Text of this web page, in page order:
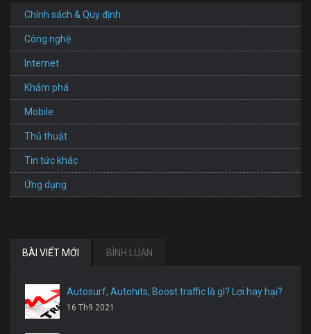
Chính sách & Quy định
Công nghệ
Internet
Khám phá
Mobile
Thủ thuật
Tin tức khác
Ứng dụng
BÀI VIẾT MỚI BÌNH LUẬN
Autosurf, Autohits, Boost traffic là gì? Lợi hay hại?
16 Th9 2021